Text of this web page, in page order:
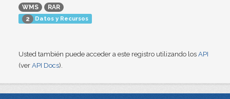
WMS
RAR
2 Datos y Recursos
Usted también puede acceder a este registro utilizando los API
(ver API Docs).